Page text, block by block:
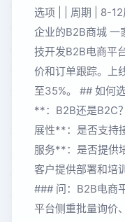
选项 | | 周期 | 8-
企业的B2B商城 一
技开发B2B电商平
价和订单跟踪。上
至35%。 ## 如何
**：B2B还是B2C
展性**：是否支持
服务**：是否提供
客户提供部署和培
### 问：B2B电商
平台侧重批量询价